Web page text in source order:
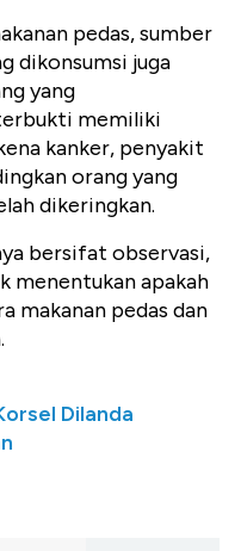
pedas, sumber
dikonsumsi juga
yang
memiliki
kanker, penyakit
orang yang
dikeringkan.
bersifat observasi,
menentukan apakah
makanan pedas dan
Dilanda